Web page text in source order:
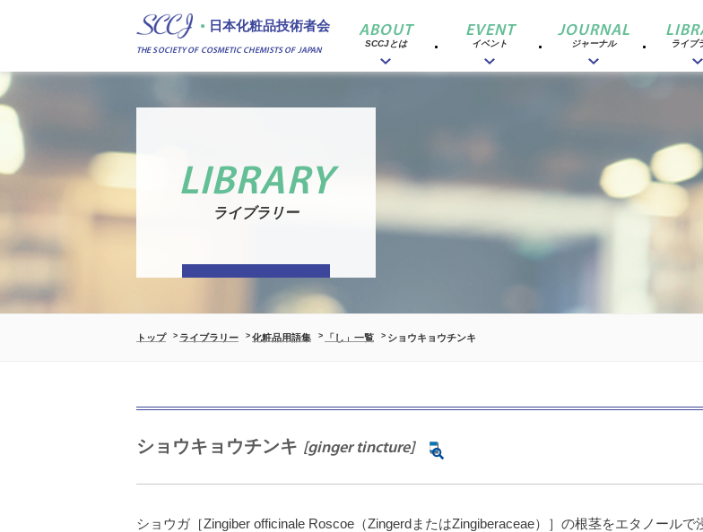
日本化粧品技術者会
THE SOCIETY OF COSMETIC CHEMISTS OF JAPAN
ABOUT
SCCJとは
EVENT
イベント
JOURNAL
ジャーナル ライブ
LIBRARY
ライブラリー
トップ ライブラリー 化粧品用語集 「し」一覧 ショウキョウチンキ
ショウキョウチンキ [ginger tincture]
ショウガ［Zingiber officinale Roscoe（ZingerdまたはZingiberaceae）］の根茎をエタノール